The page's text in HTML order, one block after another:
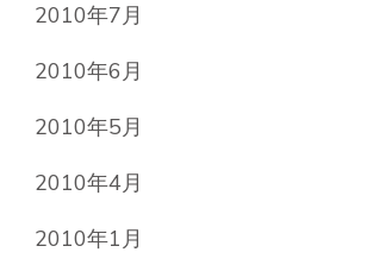
2010年7月
2010年6月
2010年5月
2010年4月
2010年1月